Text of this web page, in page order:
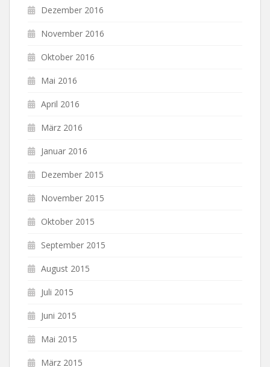
Dezember 2016
November 2016
Oktober 2016
Mai 2016
April 2016
März 2016
Januar 2016
Dezember 2015
November 2015
Oktober 2015
September 2015
August 2015
Juli 2015
Juni 2015
Mai 2015
März 2015